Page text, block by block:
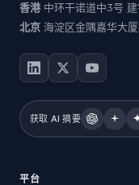
香港 中环干诺道中3号
北京 海淀区金隅嘉华大厦
获取 AI 摘要
平台